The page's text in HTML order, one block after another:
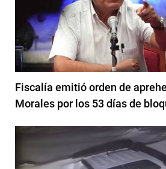
Fiscalía emitió orden de
Morales por los 53 días de